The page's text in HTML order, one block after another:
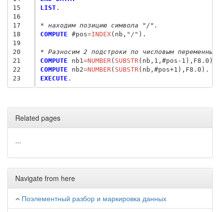
15
16
17
18
19
20
21
22
23
LIST.
* находим позицию символа "/".
COMPUTE #pos=INDEX(nb, "/" ).
* Разносим 2 подстроки по числовым
COMPUTE nb1 =NUMBER ( SUBSTR
COMPUTE nb2=NUMBER ( SUBSTR
EXECUTE
Related pages
...
Navigate from here
Поэлементный разбор и маркировка данных